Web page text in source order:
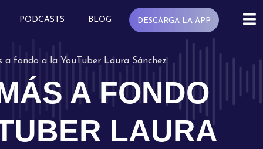
PODCASTS BLOG DESCARGA LA APP
a fondo a la YouTuber Laura Sánchez
A FONDO
LAURA